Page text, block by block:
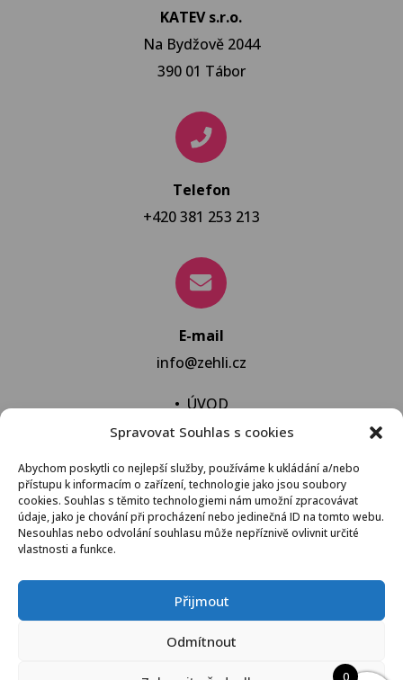
Spravovat Souhlas s cookies
Abychom poskytli co nejlepší služby, používáme k ukládání a/nebo
přístupu k informacím o zařízení, technologie jako jsou soubory
cookies. Souhlas s těmito technologiemi nám umožní zpracovávat
údaje, jako je chování při procházení nebo jedinečná ID na tomto webu.
Nesouhlas nebo odvolání souhlasu může nepříznivě ovlivnit určité
vlastnosti a funkce.
Přijmout
Odmítnout
KATEV s.r.o.
Na Bydžově 2044
390 01 Tábor
Telefon
+420 381 253 213
E-mail
info@zehli.cz
•ÚVOD
• NOVINKY
•NECHAT VYPRAT
•KONTAKT
VŠEOBECNÉ OBCHODNÍ PODMÍNKY
© 2021 Žehli.cz – Na praní a žehlení je život příliš
0